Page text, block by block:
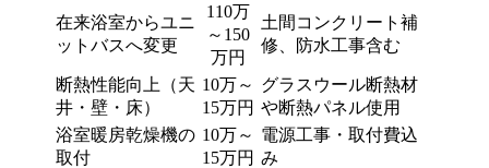
在来浴室からユニ
ットバスへ変更
110万
～150
万円
土間コンクリート補
修、防水工事含む
断熱性能向上（天
井・壁・床）
10万～
15万円
グラスウール断熱材
や断熱パネル使用
浴室暖房乾燥機の
取付
10万～
15万円
電源工事・取付費込
み